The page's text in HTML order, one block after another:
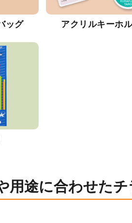
ッグ アクリルキーホ
用途に合わせた